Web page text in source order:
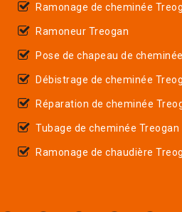
Ramonage de cheminée
Ramoneur Treogan
Pose de chapeau de
Débistrage de cheminée
Réparation de cheminée
Tubage de cheminée Treogan
Ramonage de chaudière